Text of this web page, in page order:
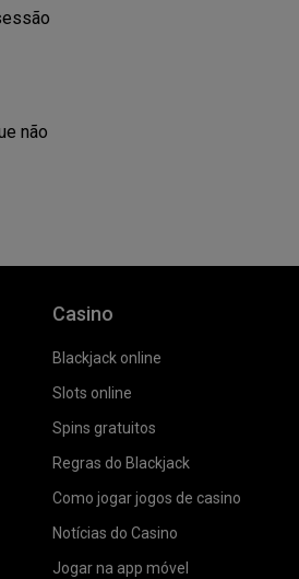
não
Casino
Blackjack online
Slots online
Spins gratuitos
Regras do Blackjack
Como jogar jogos de casino
Notícias do Casino
Jogar na app móvel